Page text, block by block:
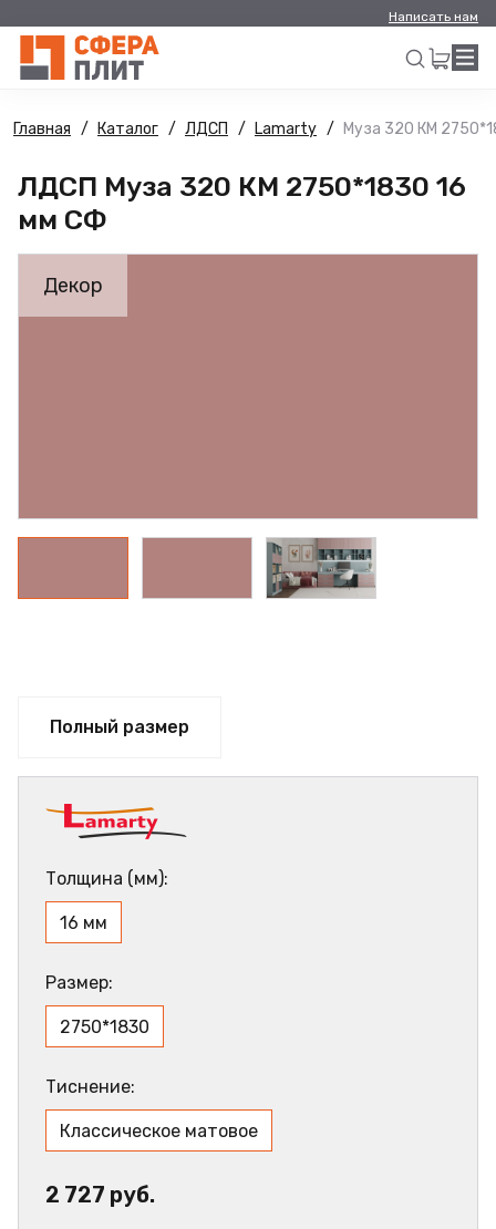
Написать нам
Искать
Главная Каталог ЛДСП Lamarty Муза 320 КМ
ЛДСП Муза 320 КМ 2750*1830 16
мм СФ
Декор
Полный размер
Толщина (мм):
16 мм
Размер:
2750*1830
Тиснение:
Классическое матовое
2 727 руб.